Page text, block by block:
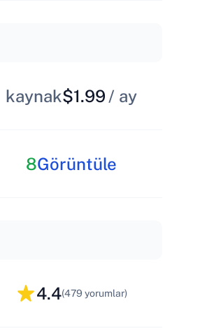
kaynak$1.99 / ay
8Görüntüle
4.4(479 yorumlar)